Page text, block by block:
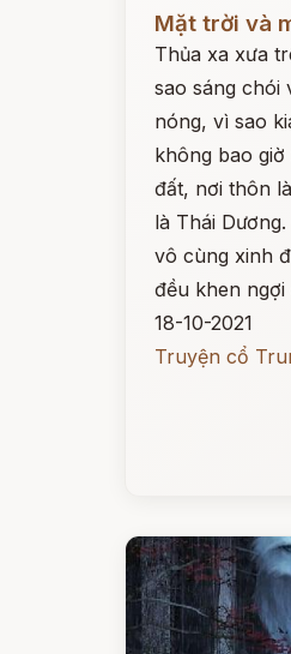
Mặt trời và
Thủa xa xưa
sao sáng chói
nóng, vì sao
không bao
đất, nơi thôn
là Thái
vô cùng xinh
đều khen ngợi
18-10-2021
Truyện cổ